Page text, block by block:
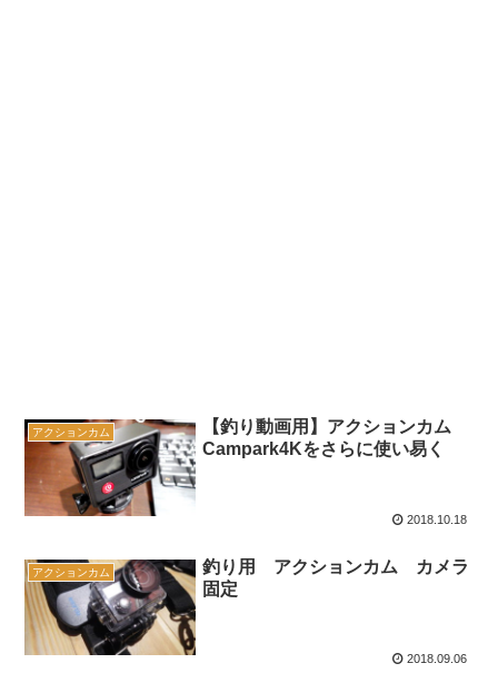
アクションカム
【釣り動画用】アクションカム
Campark4Kをさらに使い易く
2018.10.18
アクションカム
釣り用 アクションカム カメラ
固定
2018.09.06